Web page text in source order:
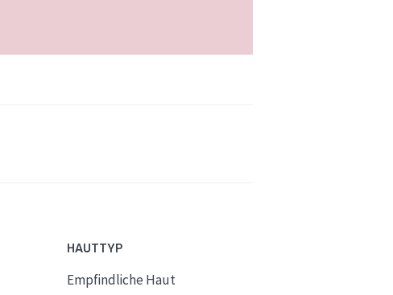
HAUTTYP
Empfindliche Haut